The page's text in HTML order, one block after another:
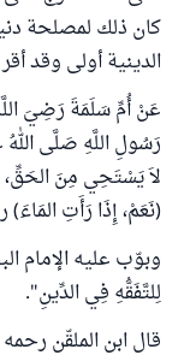
كان ذلك لمصلحة
الدينية أولى وقد
عَنْ أُمِّ سَلَمَةَ رَضِيَ
رَسُولِ اللَّهِ صَلَّى اللهُ
لاَ يَسْتَحِي مِنَ الحَقِّ،
(نَعَمْ، إِذَا رَأَتِ المَاءَ) رواه
وبوّب عليه الإمام
لِلتَّفَقُّهِ فِي الدِّينِ".
قال ابن الملقّن رحمه